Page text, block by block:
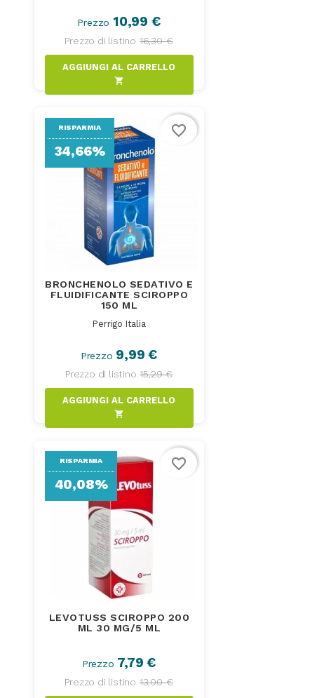
Prezzo 10,99 €
Prezzo di listino 16,30 €
shopping_cart
BRONCHENOLO SEDATIVO E
FLUIDIFICANTE SCIROPPO
150 ML
Perrigo Italia
Prezzo 9,99 €
Prezzo di listino 15,29 €
shopping_cart
RISPARMIA
34,66%
favorite_border
LEVOTUSS SCIROPPO 200
ML 30 MG/5 ML
Prezzo 7,79 €
Prezzo di listino 13,00 €
RISPARMIA
40,08%
favorite_border